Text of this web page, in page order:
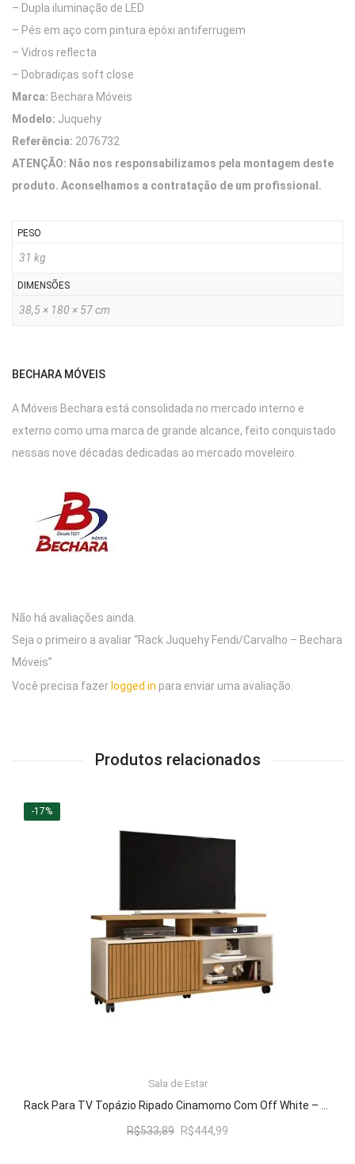
– Dupla iluminação de LED
– Pés em aço com pintura epóxi antiferrugem
– Vidros reflecta
– Dobradiças soft close
Marca: Bechara Móveis
Modelo: Juquehy
Referência: 2076732
ATENÇÃO: Não nos responsabilizamos pela montagem deste
produto. Aconselhamos a contratação de um profissional.
PESO
31 kg
DIMENSÕES
38,5 × 180 × 57 cm
BECHARA MÓVEIS
A Móveis Bechara está consolidada no mercado interno e
externo como uma marca de grande alcance, feito conquistado
nessas nove décadas dedicadas ao mercado moveleiro.
Não há avaliações ainda.
Seja o primeiro a avaliar “Rack Juquehy Fendi/Carvalho – Bechara
Móveis”
Você precisa fazer logged in para enviar uma avaliação.
Produtos relacionados
-17%
Sala de Estar
R$533,89 O
R$444,99
LER MAIS